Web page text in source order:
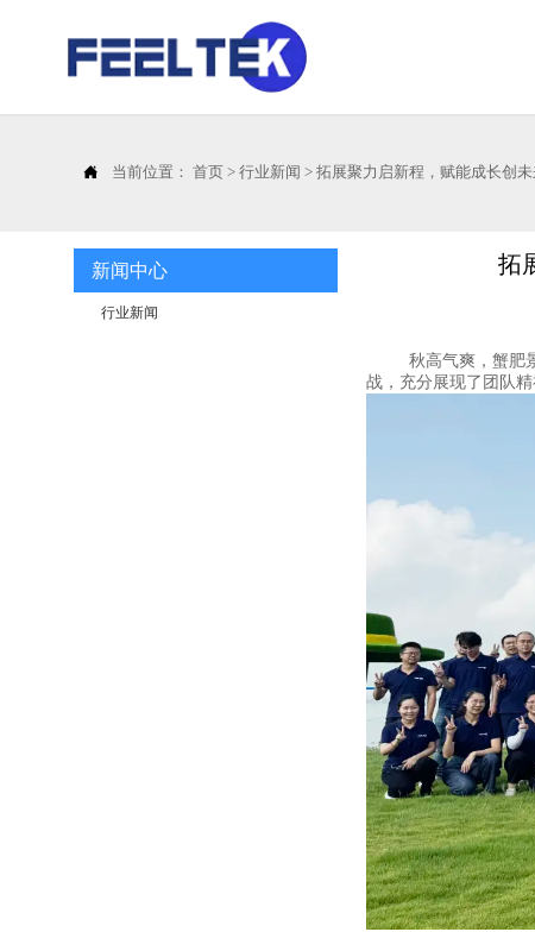
 当前位置：首页 >行业新闻 >拓展聚力启新程，赋能成长创
新闻中心
行业新闻
拓
秋高气爽，蟹肥景
战，充分展现了团队精